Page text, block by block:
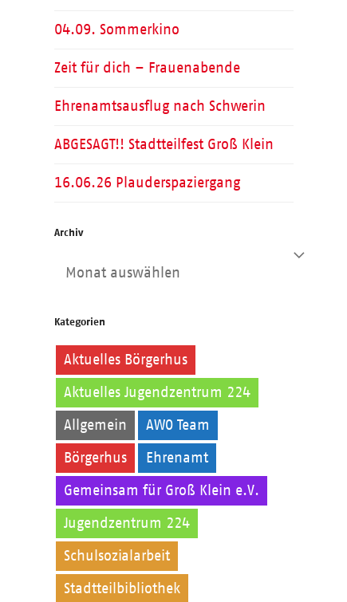
04.09. Sommerkino
Zeit für dich – Frauenabende
Ehrenamtsausflug nach Schwerin
ABGESAGT!! Stadtteilfest Groß Klein
16.06.26 Plauderspaziergang
Archiv
Archiv
Kategorien
Aktuelles Börgerhus
Aktuelles Jugendzentrum 224
Allgemein AWO Team
Börgerhus Ehrenamt
Gemeinsam für Groß Klein e.V.
Jugendzentrum 224
Schulsozialarbeit
Stadtteilbibliothek